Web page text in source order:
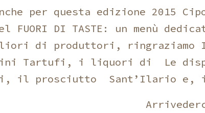
per questa edizione 2015
FUORI DI TASTE: un menù
di produttori, ringraziamo
Tartufi, i liquori di Le
il prosciutto Sant’Ilario e,